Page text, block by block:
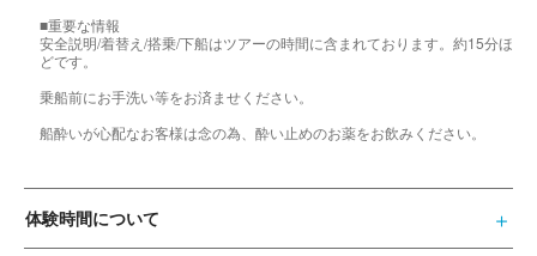
■重要な情報
安全説明/着替え/搭乗/下船はツアーの時間に含まれております。約15分ほ
どです。
乗船前にお手洗い等をお済ませください。
船酔いが心配なお客様は念の為、酔い止めのお薬をお飲みください。
体験時間について